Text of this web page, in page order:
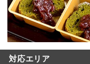
対応エリア